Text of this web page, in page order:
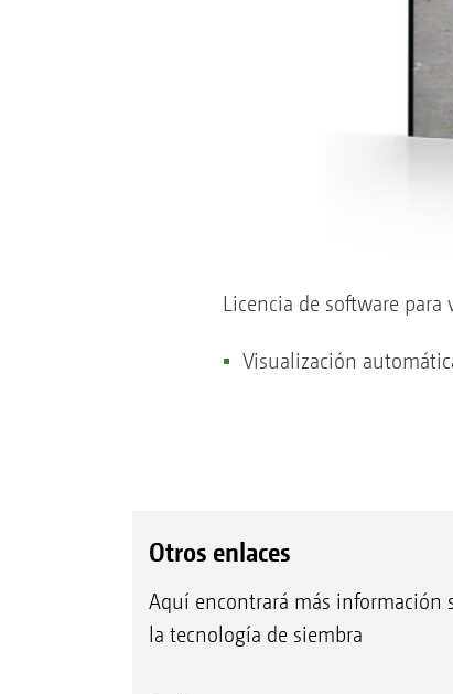
Licencia de software
Visualización
Otros enlaces
Aquí encontrará más información
la tecnología de siembra